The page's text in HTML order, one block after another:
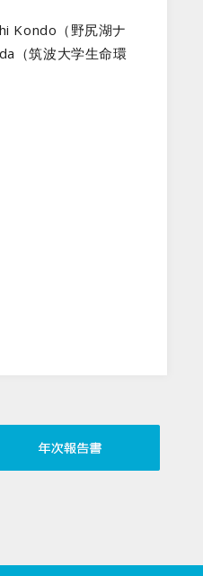
Kondo（野尻湖ナ
（筑波大学生命環